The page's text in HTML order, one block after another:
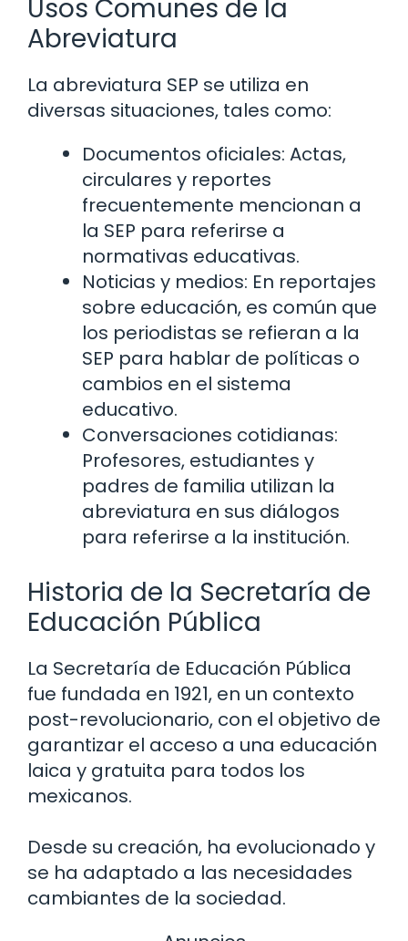
Usos Comunes de la
Abreviatura
La abreviatura SEP se utiliza en
diversas situaciones, tales como:
Documentos oficiales: Actas,
circulares y reportes
frecuentemente mencionan a
la SEP para referirse a
normativas educativas.
Noticias y medios: En reportajes
sobre educación, es común que
los periodistas se refieran a la
SEP para hablar de políticas o
cambios en el sistema
educativo.
Conversaciones cotidianas:
Profesores, estudiantes y
padres de familia utilizan la
abreviatura en sus diálogos
para referirse a la institución.
Historia de la Secretaría de
Educación Pública
La Secretaría de Educación Pública
fue fundada en 1921, en un contexto
post-revolucionario, con el objetivo de
garantizar el acceso a una educación
laica y gratuita para todos los
mexicanos.
Desde su creación, ha evolucionado y
se ha adaptado a las necesidades
cambiantes de la sociedad.